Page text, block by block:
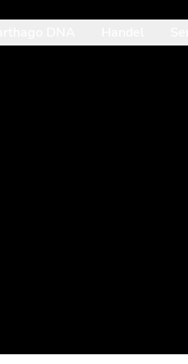
du das geöffnete